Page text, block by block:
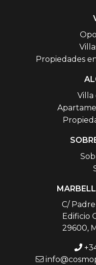
Propiedades
Villa
C/
Edificio
29600,